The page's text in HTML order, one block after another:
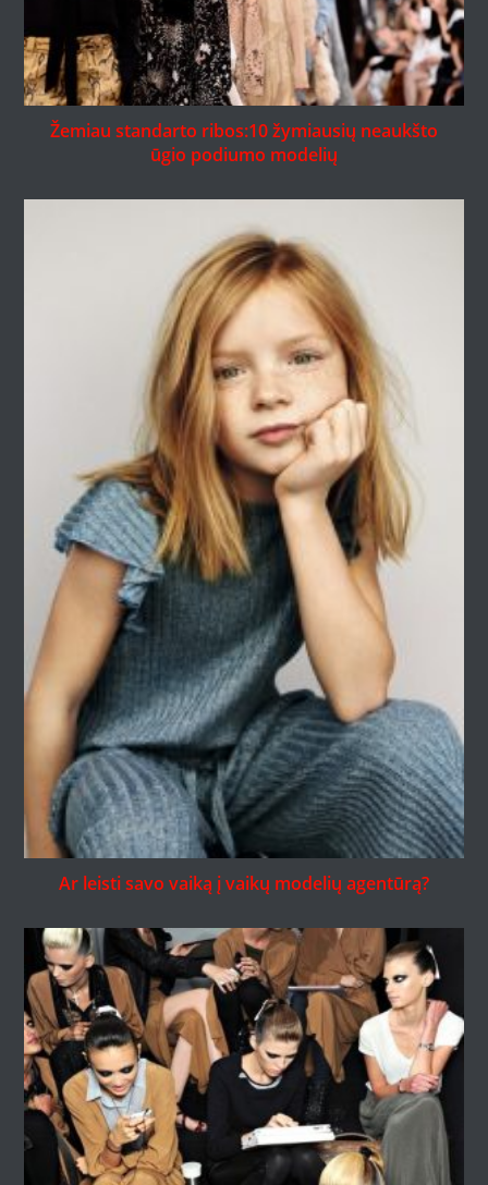
Žemiau standarto ribos:10 žymiausių neaukšto
ūgio podiumo modelių
Ar leisti savo vaiką į vaikų modelių agentūrą?